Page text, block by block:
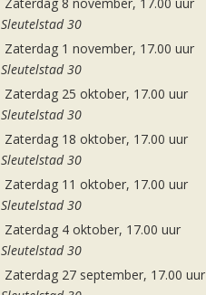
Sleutelstad 30
Zaterdag 1 november, 17.00 uur
Sleutelstad 30
Zaterdag 25 oktober, 17.00 uur
Sleutelstad 30
Zaterdag 18 oktober, 17.00 uur
Sleutelstad 30
Zaterdag 11 oktober, 17.00 uur
Sleutelstad 30
Zaterdag 4 oktober, 17.00 uur
Sleutelstad 30
Zaterdag 27 september, 17.00 uur